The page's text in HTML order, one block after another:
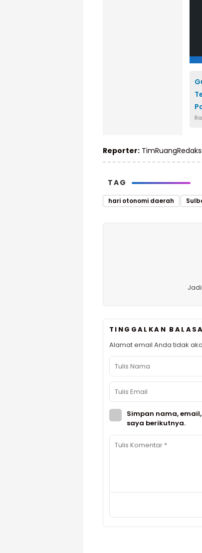
Reporter: TimRuangRedaksi
TAG
hari otonomi daerah
TINGGALKAN
Alamat email Anda tidak
Simpan nama,
saya berikutnya.